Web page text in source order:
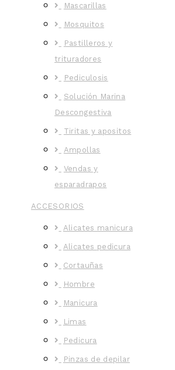
Mascarillas
Mosquitos
Pastilleros y
trituradores
Pediculosis
Solución Marina
Descongestiva
Tiritas y apositos
Ampollas
Vendas y
esparadrapos
ACCESORIOS
Alicates manicura
Alicates pedicura
Cortauñas
Hombre
Manicura
Limas
Pedicura
Pinzas de depilar